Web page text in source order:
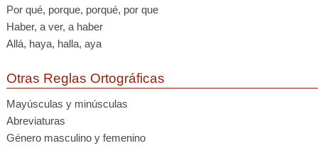
Por qué, porque, porqué, por que
Haber, a ver, a haber
Allá, haya, halla, aya
Otras Reglas Ortográficas
Mayúsculas y minúsculas
Abreviaturas
Género masculino y femenino